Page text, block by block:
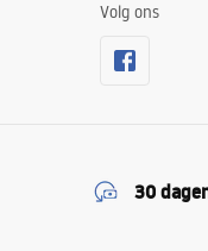
Volg ons
30